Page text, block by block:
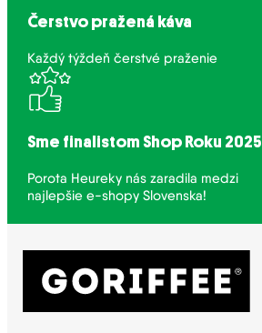
Čerstvo pražená káva
Každý týždeň čerstvé praženie
Sme finalistom Shop Roku 2025
Porota Heureky nás zaradila medzi
najlepšie e-shopy Slovenska!